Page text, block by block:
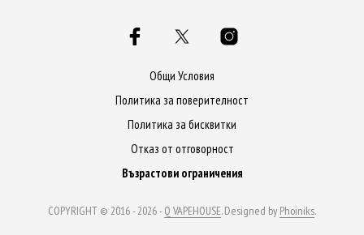
Общи Условия
Политика за поверителност
Политика за бисквитки
Отказ от отговорност
Възрастови ограничения
COPYRIGHT © 2016 - 2026 -Q VAPEHOUSE. Designed by Phoiniks.